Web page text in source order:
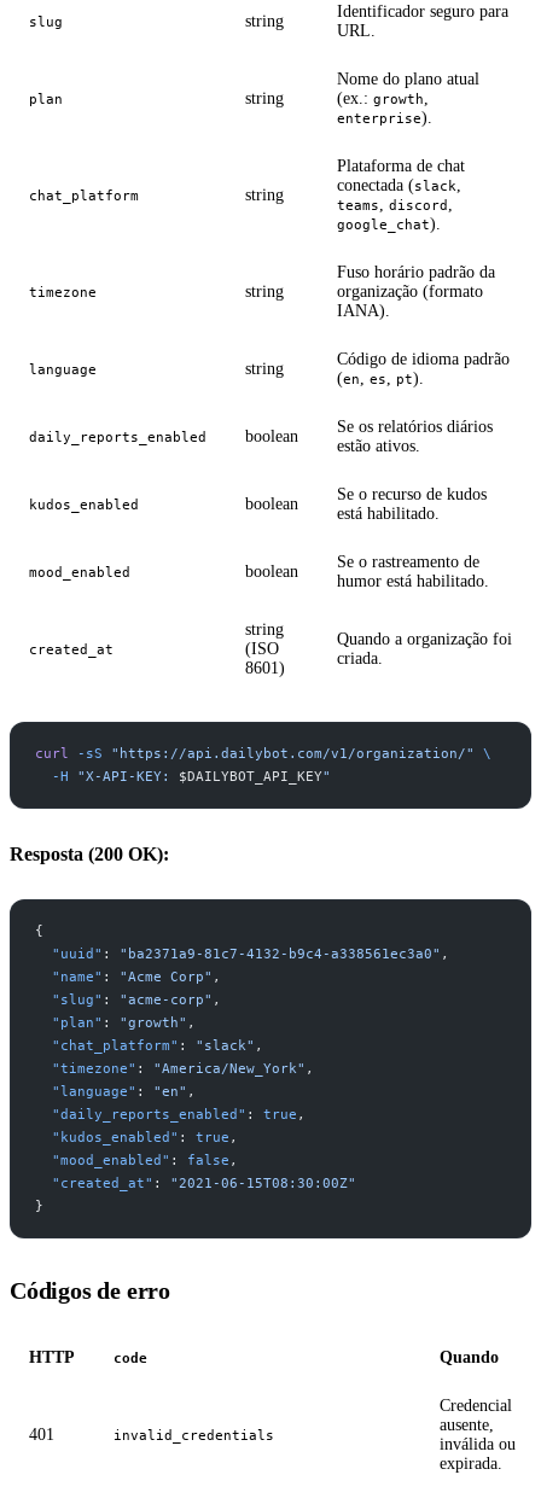
slug string
Identificador seguro para
URL.
plan string
Nome do plano atual
(ex.: growth
enterprise).
chat_platform string
Plataforma de chat
conectada (slack
teams discord
google_chat).
timezone string
Fuso horário padrão da
organização (formato
IANA).
language string
Código de idioma padrão
(en es pt).
daily_reports_enabled boolean
Se os relatórios diários
estão ativos.
kudos_enabled boolean
Se o recurso de kudos
está habilitado.
mood_enabled boolean
Se o rastreamento de
humor está habilitado.
created_at
string
(ISO
8601)
Quando a organização foi
criada.
curl -sS "https://api.dailybot.com/v1/organization/"
\
  -H
"X-API-KEY: $DAILYBOT_API_KEY"
Resposta (200 OK):
{
  "uuid"
: "ba2371a9-81c7-4132-b9c4-a338561ec3a0" ,
  "name"
: "Acme Corp" ,
  "slug"
: "acme-corp" ,
  "plan"
: "growth" ,
  "chat_platform"
: "slack" ,
  "timezone"
: "America/New_York" ,
  "language"
: "en" ,
  "daily_reports_enabled"
: true ,
  "kudos_enabled"
: true ,
  "mood_enabled"
: false ,
  "created_at"
: "2021-06-15T08:30:00Z"
}
Códigos de erro
HTTP code Quando
401 invalid_credentials
Credencial
ausente,
inválida ou
expirada.